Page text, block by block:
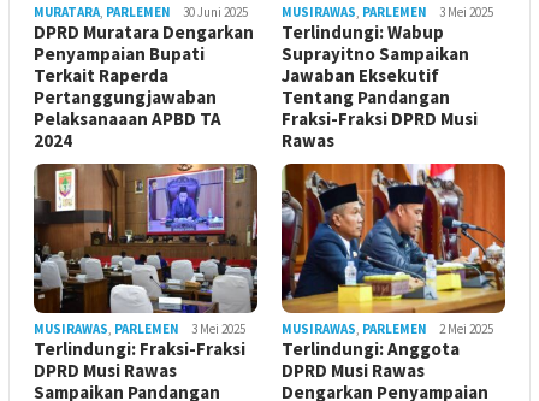
MURATARA, PARLEMEN 30 Juni 2025
DPRD Muratara Dengarkan
Penyampaian Bupati
Terkait Raperda
Pertanggungjawaban
Pelaksanaaan APBD TA
2024
MUSIRAWAS, PARLEMEN 3 Mei 2025
Terlindungi: Wabup
Suprayitno Sampaikan
Jawaban Eksekutif
Tentang Pandangan
Fraksi-Fraksi DPRD Musi
Rawas
MUSIRAWAS, PARLEMEN 3 Mei 2025
Terlindungi: Fraksi-Fraksi
DPRD Musi Rawas
Sampaikan Pandangan
MUSIRAWAS, PARLEMEN 2 Mei 2025
Terlindungi: Anggota
DPRD Musi Rawas
Dengarkan Penyampaian